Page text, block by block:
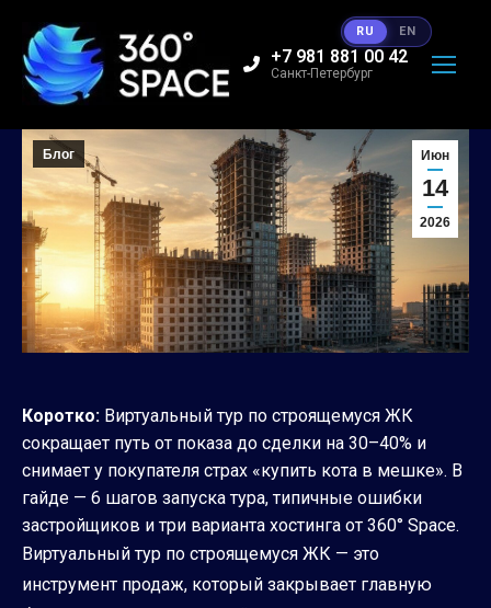
+7 981 881 00 42
Санкт-Петербург
Июн
14
2026
Блог
Коротко: Виртуальный тур по строящемуся ЖК
сокращает путь от показа до сделки на 30–40% и
снимает у покупателя страх «купить кота в мешке». В
гайде — 6 шагов запуска тура, типичные ошибки
застройщиков и три варианта хостинга от 360° Space.
Виртуальный тур по строящемуся ЖК — это
инструмент продаж, который закрывает главную
RU EN